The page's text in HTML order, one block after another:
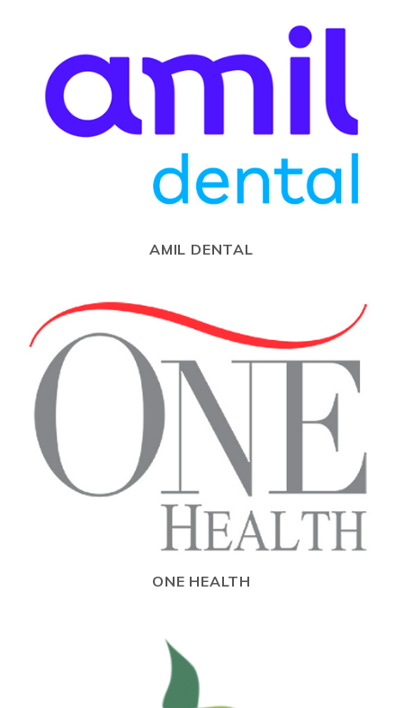
AMIL DENTAL
ONE HEALTH